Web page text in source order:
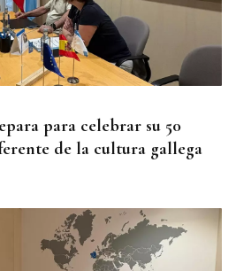
para celebrar su 50
de la cultura gallega